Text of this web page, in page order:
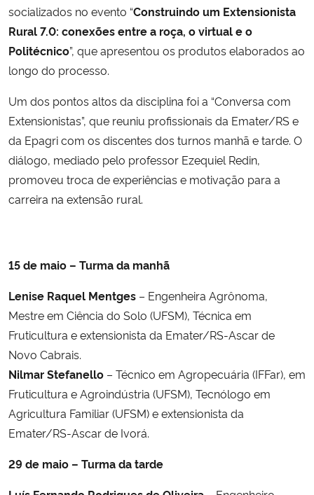
socializados no evento “Construindo um Extensionista
Rural 7.0: conexões entre a roça, o virtual e o
Politécnico”, que apresentou os produtos elaborados ao
longo do processo.
Um dos pontos altos da disciplina foi a “Conversa com
Extensionistas”, que reuniu profissionais da Emater/RS e
da Epagri com os discentes dos turnos manhã e tarde. O
diálogo, mediado pelo professor Ezequiel Redin,
promoveu troca de experiências e motivação para a
carreira na extensão rural.
15 de maio – Turma da manhã
Lenise Raquel Mentges – Engenheira Agrônoma,
Mestre em Ciência do Solo (UFSM), Técnica em
Fruticultura e extensionista da Emater/RS-Ascar de
Novo Cabrais.
Nilmar Stefanello – Técnico em Agropecuária (IFFar), em
Fruticultura e Agroindústria (UFSM), Tecnólogo em
Agricultura Familiar (UFSM) e extensionista da
Emater/RS-Ascar de Ivorá.
29 de maio – Turma da tarde